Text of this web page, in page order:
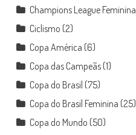
Champions League Feminina
Ciclismo (2)
Copa América (6)
Copa das Campeãs(1)
Copa do Brasil (75)
Copa do Brasil Feminina (25)
Copa do Mundo (50)